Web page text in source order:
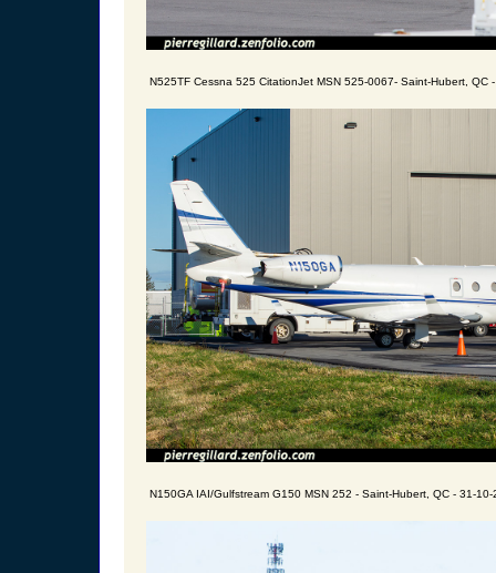
N525TF Cessna 525 CitationJet MSN 525-0067- Saint-Hubert, QC
N150GA IAI/Gulfstream G150 MSN 252 - Saint-Hubert, QC - 31-10-